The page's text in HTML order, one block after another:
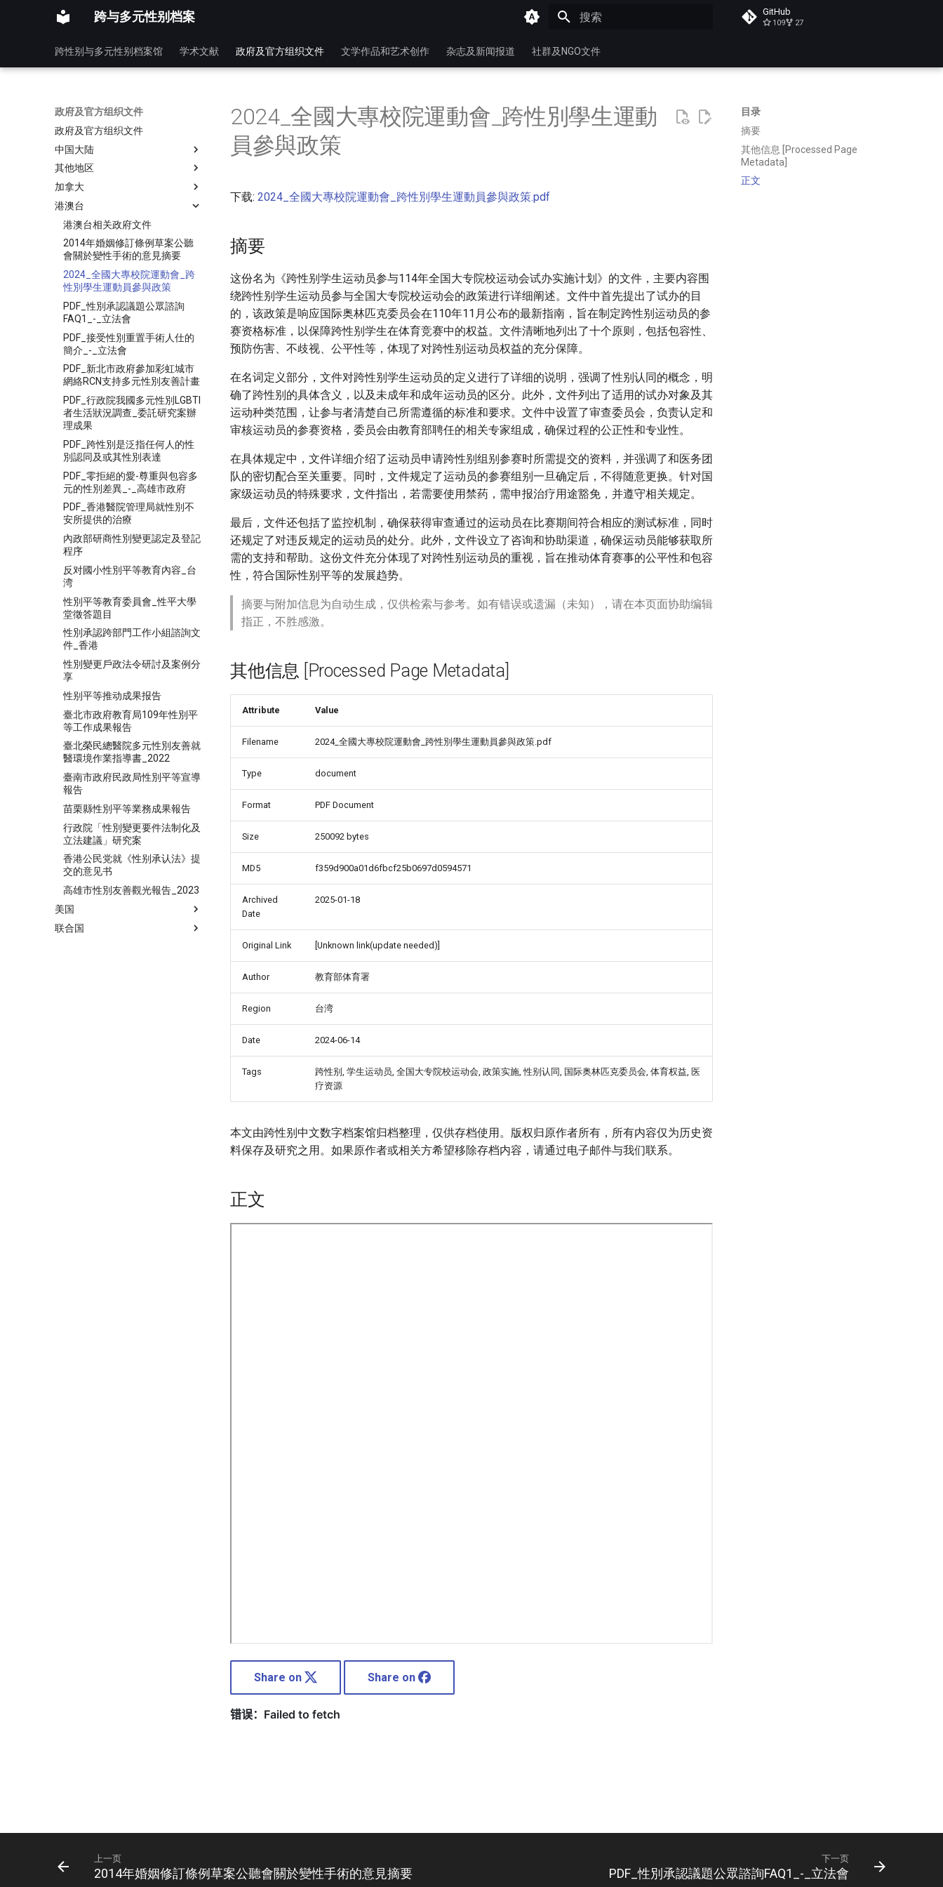
跨与多元性别档案 GitHub
109 27
跨性别与多元性别档案馆 学术文献 政府及官方组织文件 文学作品和艺术创作 杂志及新闻报道 社群及NGO文件
政府及官方组织文件
政府及官方组织文件
中国大陆
其他地区
加拿大
港澳台
港澳台相关政府文件
2014年婚姻修訂條例草案公聽
會關於變性手術的意見摘要
2024_全國大專校院運動會_跨
性別學生運動員參與政策
PDF_性別承認議題公眾諮詢
FAQ1_-_立法會
PDF_接受性別重置手術人仕的
簡介_-_立法會
PDF_新北市政府參加彩虹城市
網絡RCN支持多元性別友善計畫
PDF_行政院我國多元性別LGBTI
者生活狀況調查_委託研究案辦
理成果
PDF_跨性別是泛指任何人的性
別認同及或其性別表達
PDF_零拒絕的愛-尊重與包容多
元的性別差異_-_高雄市政府
PDF_香港醫院管理局就性別不
安所提供的治療
內政部研商性別變更認定及登記
程序
反对國小性別平等教育內容_台
湾
性別平等教育委員會_性平大學
堂徵答題目
性別承認跨部門工作小組諮詢文
件_香港
性別變更戶政法令研討及案例分
享
性别平等推动成果报告
臺北市政府教育局109年性別平
等工作成果報告
臺北榮民總醫院多元性別友善就
醫環境作業指導書_2022
臺南市政府民政局性別平等宣導
報告
苗栗縣性別平等業務成果報告
行政院「性別變更要件法制化及
立法建議」研究案
香港公民党就《性别承认法》提
交的意见书
高雄市性別友善觀光報告_2023
美国
联合国
目录
摘要
其他信息 [Processed Page
Metadata]
正文
2024_全國大專校院運動會_跨性別學生運動
員參與政策
下载: 2024_全國大專校院運動會_跨性別學生運動員參與政策.pdf
摘要
这份名为《跨性别学生运动员参与114年全国大专院校运动会试办实施计划》的文件，主要内容围
绕跨性别学生运动员参与全国大专院校运动会的政策进行详细阐述。文件中首先提出了试办的目
的，该政策是响应国际奥林匹克委员会在110年11月公布的最新指南，旨在制定跨性别运动员的参
赛资格标准，以保障跨性别学生在体育竞赛中的权益。文件清晰地列出了十个原则，包括包容性、
预防伤害、不歧视、公平性等，体现了对跨性别运动员权益的充分保障。
在名词定义部分，文件对跨性别学生运动员的定义进行了详细的说明，强调了性别认同的概念，明
确了跨性别的具体含义，以及未成年和成年运动员的区分。此外，文件列出了适用的试办对象及其
运动种类范围，让参与者清楚自己所需遵循的标准和要求。文件中设置了审查委员会，负责认定和
审核运动员的参赛资格，委员会由教育部聘任的相关专家组成，确保过程的公正性和专业性。
在具体规定中，文件详细介绍了运动员申请跨性别组别参赛时所需提交的资料，并强调了和医务团
队的密切配合至关重要。同时，文件规定了运动员的参赛组别一旦确定后，不得随意更换。针对国
家级运动员的特殊要求，文件指出，若需要使用禁药，需申报治疗用途豁免，并遵守相关规定。
最后，文件还包括了监控机制，确保获得审查通过的运动员在比赛期间符合相应的测试标准，同时
还规定了对违反规定的运动员的处分。此外，文件设立了咨询和协助渠道，确保运动员能够获取所
需的支持和帮助。这份文件充分体现了对跨性别运动员的重视，旨在推动体育赛事的公平性和包容
性，符合国际性别平等的发展趋势。
摘要与附加信息为自动生成，仅供检索与参考。如有错误或遗漏（未知），请在本页面协助编辑
指正，不胜感激。
其他信息 [Processed Page Metadata]
Attribute Value
Filename 2024_全國大專校院運動會_跨性別學生運動員參與政策.pdf
Type document
Format PDF Document
Size 250092 bytes
MD5 f359d900a01d6fbcf25b0697d0594571
Archived
Date
2025-01-18
Original Link [Unknown link(update needed)]
Author 教育部体育署
Region 台湾
Date 2024-06-14
Tags
跨性别, 学生运动员, 全国大专院校运动会, 政策实施, 性别认同, 国际奥林匹克委员会, 体育权益, 医
疗资源
本文由跨性别中文数字档案馆归档整理，仅供存档使用。版权归原作者所有，所有内容仅为历史资
料保存及研究之用。如果原作者或相关方希望移除存档内容，请通过电子邮件与我们联系。
正文
Share on Share on
上一页
2014年婚姻修訂條例草案公聽會關於變性手術的意見摘要
下一页
PDF_性別承認議題公眾諮詢FAQ1_-_立法會